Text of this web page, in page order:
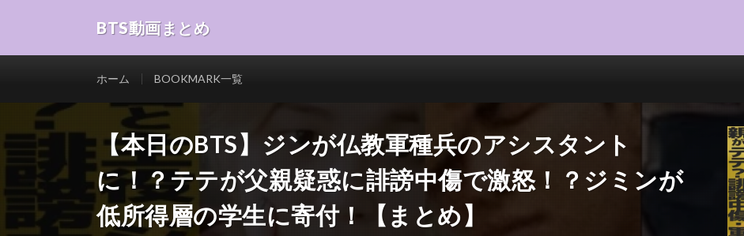
BTS動画まとめ
ホーム BOOKMARK一覧
【本日のBTS】ジンが仏教軍種兵のアシスタント
に！？テテが父親疑惑に誹謗中傷で激怒！？ジミンが
低所得層の学生に寄付！【まとめ】